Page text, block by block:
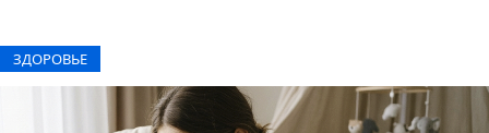
ЗДОРОВЬЕ